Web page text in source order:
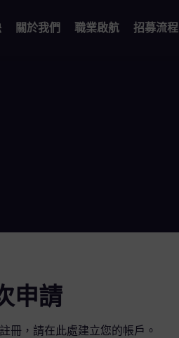
關於我們 職業啟航 招募流程
申請
冊，請在此處建立您的帳戶。